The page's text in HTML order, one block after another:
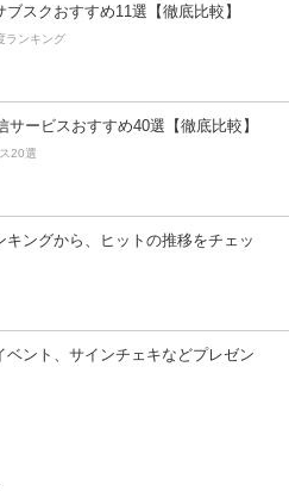
スクおすすめ11選【徹底比較】
ランキング
サービスおすすめ40選【徹底比較】
20選
キングから、ヒットの推移をチェッ
ベント、サインチェキなどプレゼン